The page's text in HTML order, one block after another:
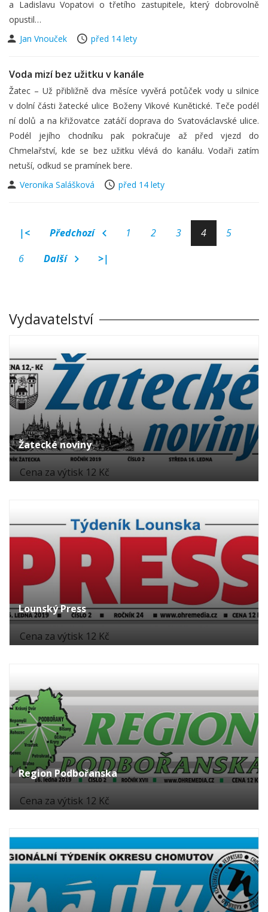
a Ladislavu Vopatovi o třetího zastupitele, který dobrovolně
opustil…
Jan Vnouček
před 14 lety
Voda mizí bez užitku v kanále
Žatec – Už přibližně dva měsíce vyvěrá potůček vody u silnice
v dolní části žatecké ulice Boženy Vikové Kunětické. Teče podél
ní dolů a na křižovatce zatáčí doprava do Svatováclavské ulice.
Podél jejího chodníku pak pokračuje až před vjezd do
Chmelařství, kde se bez užitku vlévá do kanálu. Vodaři zatím
netuší, odkud se pramínek bere.
Veronika Salášková
před 14 lety
|< Předchozí 1 2 3 4
5
6
Další >|
Vydavatelství
Žatecké noviny
Cena za výtisk 12 Kč
Lounský Press
Cena za výtisk 12 Kč
Region Podbořanska
Cena za výtisk 12 Kč